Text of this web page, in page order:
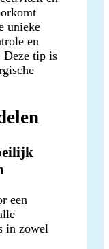
unieke
en
Deze tip is
een
in zowel